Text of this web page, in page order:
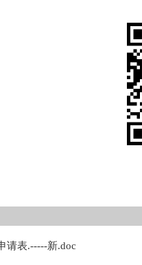
请表.-----新.doc